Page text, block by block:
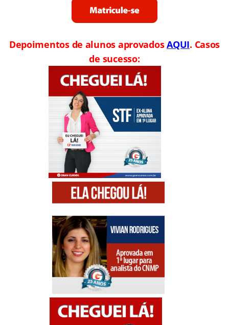
Depoimentos de alunos aprovadosAQUI. Casos
de sucesso: